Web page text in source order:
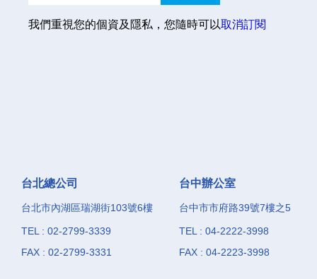
我們重視您的個資及隱私，您隨時可以取消訂閱
台北總公司
台北市內湖區瑞湖街103號6樓
TEL : 02-2799-3339
FAX : 02-2799-3331
台中辦公室
台中市市府路39號7樓之5
TEL : 04-2222-3998
FAX : 04-2223-3998